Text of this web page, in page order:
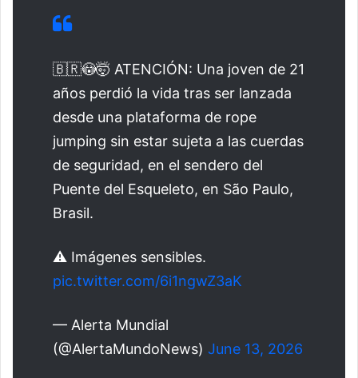
🇧🇷😳🤯 ATENCIÓN: Una joven de 21
años perdió la vida tras ser lanzada
desde una plataforma de rope
jumping sin estar sujeta a las cuerdas
de seguridad, en el sendero del
Puente del Esqueleto, en São Paulo,
Brasil.
⚠️ Imágenes sensibles.
pic.twitter.com/6i1ngwZ3aK
— Alerta Mundial
(@AlertaMundoNews) June 13, 2026